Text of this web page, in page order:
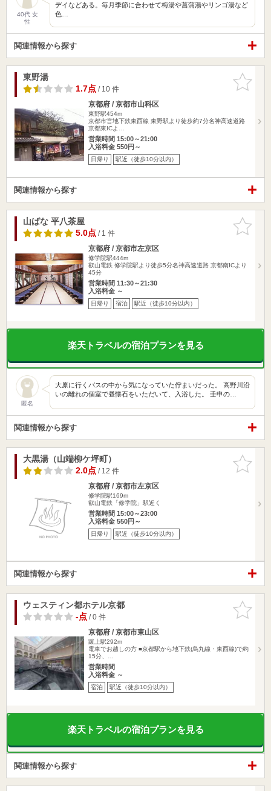
40代 女
性
デイなどある。毎月季節に合わせて梅湯や菖蒲湯やリンゴ湯など
色…
関連情報から探す
お気に入
りに追加
東野湯
1.7点/ 10 件
京都府 / 京都市山科区
東野駅454m
京都市営地下鉄東西線 東野駅より徒歩約7分名神高速道路
京都東ICよ…
営業時間 15:00～21:00
入浴料金 550円～
日帰り 駅近（徒歩10分以内）
関連情報から探す
お気に入
りに追加
山ばな 平八茶屋
5.0点/ 1 件
京都府 / 京都市左京区
修学院駅444m
叡山電鉄 修学院駅より徒歩5分名神高速道路 京都南ICより
45分
営業時間 11:30～21:30
入浴料金 ～
日帰り 宿泊 駅近（徒歩10分以内）
楽天トラベルの宿泊プランを見る
匿名
大原に行くバスの中から気になっていた佇まいだった。 高野川沿
いの離れの個室で昼懐石をいただいて、入浴した。 壬申の…
関連情報から探す
お気に入
りに追加
大黒湯（山端柳ケ坪町）
2.0点/ 12 件
京都府 / 京都市左京区
修学院駅169m
叡山電鉄「修学院」駅近く
営業時間 15:00～23:00
入浴料金 550円～
日帰り 駅近（徒歩10分以内）
関連情報から探す
お気に入
りに追加
ウェスティン都ホテル京都
-点/ 0 件
京都府 / 京都市東山区
蹴上駅292m
電車でお越しの方 ■京都駅から地下鉄(烏丸線・東西線)で約
15分、…
営業時間
入浴料金 ～
宿泊 駅近（徒歩10分以内）
楽天トラベルの宿泊プランを見る
関連情報から探す